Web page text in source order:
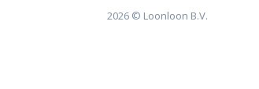
2026 © Loonloon B.V.